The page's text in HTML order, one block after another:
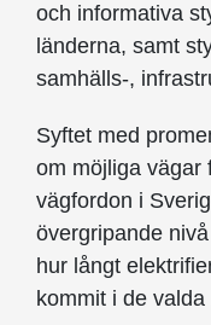
och informativa
länderna, samt
samhälls-,
Syftet med
om möjliga vägar
vägfordon i
övergripande
hur långt
kommit i de